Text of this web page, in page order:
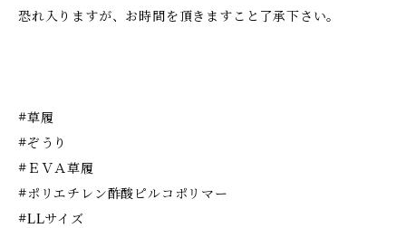
恐れ入りますが、お時間を頂きますこと了承下さい。
#草履
#ぞうり
#ＥＶＡ草履
#ポリエチレン酢酸ピルコポリマー
#LLサイズ